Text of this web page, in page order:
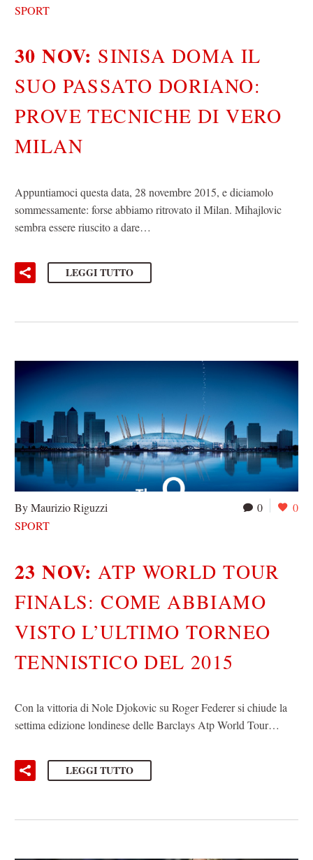
SPORT
30 NOV: SINISA DOMA IL
SUO PASSATO DORIANO:
PROVE TECNICHE DI VERO
MILAN
Appuntiamoci questa data, 28 novembre 2015, e diciamolo
sommessamente: forse abbiamo ritrovato il Milan. Mihajlovic
sembra essere riuscito a dare…
LEGGI TUTTO
0 0
By Maurizio Riguzzi
SPORT
23 NOV:ATP WORLD TOUR
FINALS: COME ABBIAMO
VISTO L’ULTIMO TORNEO
TENNISTICO DEL 2015
Con la vittoria di Nole Djokovic su Roger Federer si chiude la
settima edizione londinese delle Barclays Atp World Tour…
LEGGI TUTTO